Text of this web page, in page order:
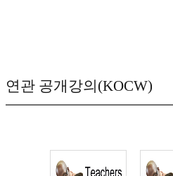
연관 공개강의(KOCW)